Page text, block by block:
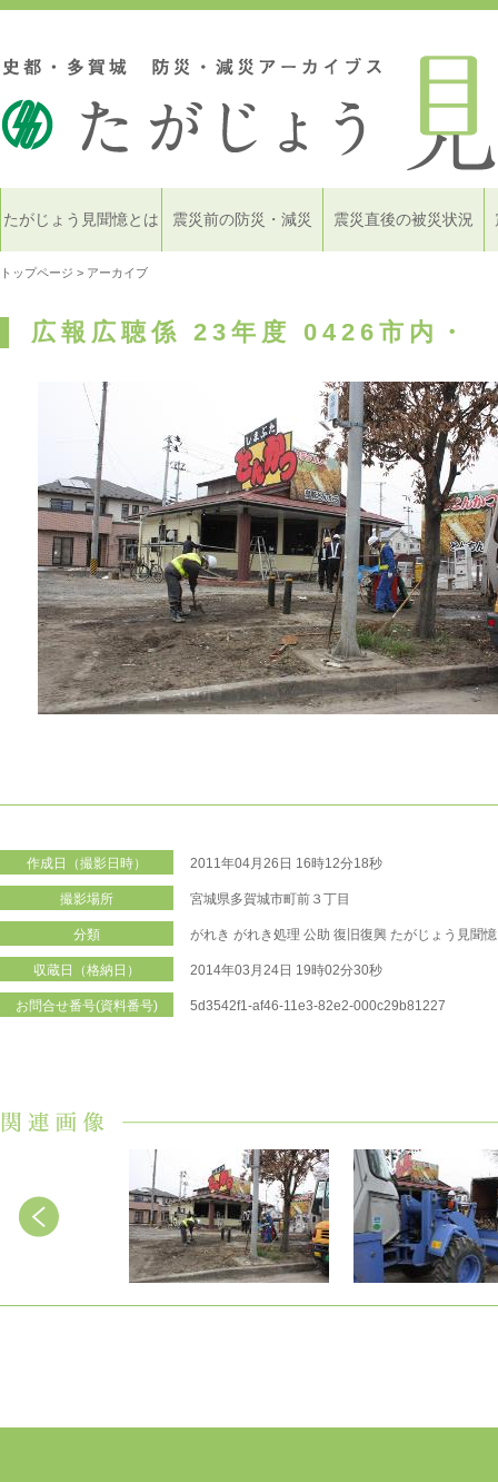
たがじょう見聞憶とは 震災前の防災・減災 震災直後の被災状況
トップページ > アーカイブ
広報広聴係 23年度 0426市内・
作成日（撮影日時） 2011年04月26日 16時12分18秒
撮影場所 宮城県多賀城市町前３丁目
分類 がれき がれき処理 公助 復旧復興 たがじょう見聞憶
収蔵日（格納日） 2014年03月24日 19時02分30秒
お問合せ番号(資料番号) 5d3542f1-af46-11e3-82e2-000c29b81227